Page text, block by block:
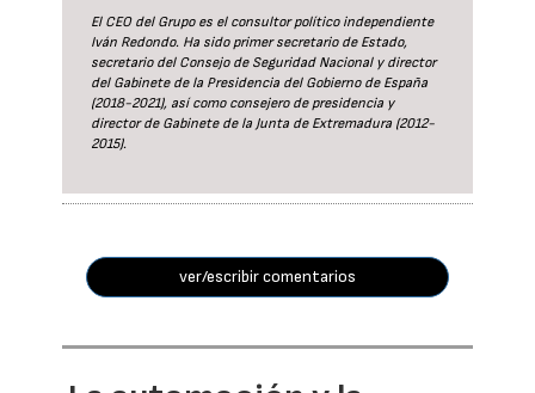
El CEO del Grupo es el consultor político independiente
Iván Redondo. Ha sido primer secretario de Estado,
secretario del Consejo de Seguridad Nacional y director
del Gabinete de la Presidencia del Gobierno de España
(2018-2021), así como consejero de presidencia y
director de Gabinete de la Junta de Extremadura (2012-
2015).
ver/escribir comentarios